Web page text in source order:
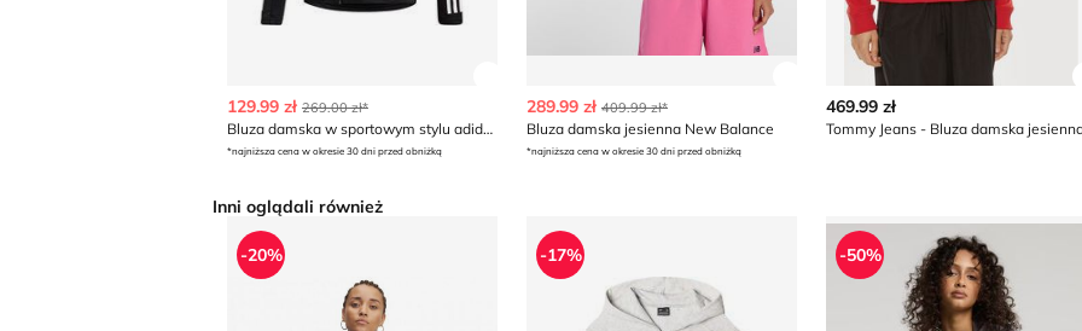
129.99 zł 269.00 zł*
Bluza damska w sportowym stylu adidas
*najniższa cena w okresie 30 dni przed obniżką
Zobacz szczegóły produktu
289.99 zł 409.99 zł*
Bluza damska jesienna New Balance
*najniższa cena w okresie 30 dni przed obniżką
469.99 zł
Tommy Jeans - Bluza damska
Inni oglądali również
Bluza damska sportowa
-20%
Bluza damska jesienna 4F
-17%
Bluza damska Diverse
-50%